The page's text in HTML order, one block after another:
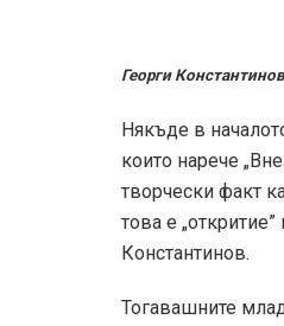
Георги
Някъде в
които нарече
творчески факт
това е
Константинов.
Тогавашните